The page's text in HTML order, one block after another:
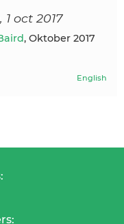
oct 2017
, Oktober 2017
English